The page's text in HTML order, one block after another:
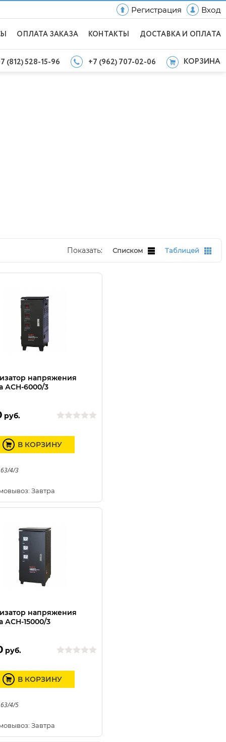
Регистрация Вход
ОПЛАТА ЗАКАЗА КОНТАКТЫ ДОСТАВКА И ОПЛАТА
(812) 528-15-96 +7 (962) 707-02-06 КОРЗИНА
Показать: Списком Таблицей
напряжения
АСН-6000/3
руб.
Завтра
В КОРЗИНУ
4/3
напряжения
АСН-15000/3
руб.
Завтра
В КОРЗИНУ
4/5